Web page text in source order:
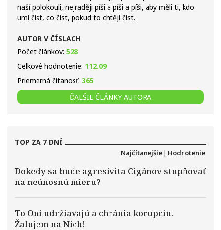
naší polokouli, nejraději píši a píši a píši, aby měli ti, kdo
umí číst, co číst, pokud to chtějí číst.
AUTOR V ČÍSLACH
Počet článkov: 528
Celkové hodnotenie: 112.09
Priemerná čítanosť: 365
ĎALŠIE ČLÁNKY AUTORA
TOP ZA 7 DNÍ
Najčítanejšie | Hodnotenie
Dokedy sa bude agresivita Cigánov stupňovať
na neúnosnú mieru?
To Oni udržiavajú a chránia korupciu.
Žalujem na Nich!